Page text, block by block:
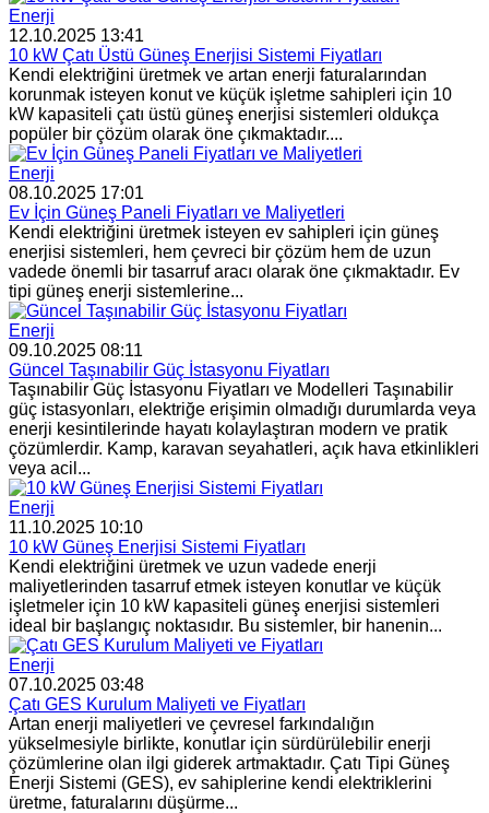
Enerji
12.10.2025 13:41
10 kW Çatı Üstü Güneş Enerjisi Sistemi Fiyatları
Kendi elektriğini üretmek ve artan enerji faturalarından
korunmak isteyen konut ve küçük işletme sahipleri için 10
kW kapasiteli çatı üstü güneş enerjisi sistemleri oldukça
popüler bir çözüm olarak öne çıkmaktadır....
Enerji
08.10.2025 17:01
Ev İçin Güneş Paneli Fiyatları ve Maliyetleri
Kendi elektriğini üretmek isteyen ev sahipleri için güneş
enerjisi sistemleri, hem çevreci bir çözüm hem de uzun
vadede önemli bir tasarruf aracı olarak öne çıkmaktadır. Ev
tipi güneş enerji sistemlerine...
Enerji
09.10.2025 08:11
Güncel Taşınabilir Güç İstasyonu Fiyatları
Taşınabilir Güç İstasyonu Fiyatları ve Modelleri Taşınabilir
güç istasyonları, elektriğe erişimin olmadığı durumlarda veya
enerji kesintilerinde hayatı kolaylaştıran modern ve pratik
çözümlerdir. Kamp, karavan seyahatleri, açık hava etkinlikleri
veya acil...
Enerji
11.10.2025 10:10
10 kW Güneş Enerjisi Sistemi Fiyatları
Kendi elektriğini üretmek ve uzun vadede enerji
maliyetlerinden tasarruf etmek isteyen konutlar ve küçük
işletmeler için 10 kW kapasiteli güneş enerjisi sistemleri
ideal bir başlangıç noktasıdır. Bu sistemler, bir hanenin...
Enerji
07.10.2025 03:48
Çatı GES Kurulum Maliyeti ve Fiyatları
Artan enerji maliyetleri ve çevresel farkındalığın
yükselmesiyle birlikte, konutlar için sürdürülebilir enerji
çözümlerine olan ilgi giderek artmaktadır. Çatı Tipi Güneş
Enerji Sistemi (GES), ev sahiplerine kendi elektriklerini
üretme, faturalarını düşürme...